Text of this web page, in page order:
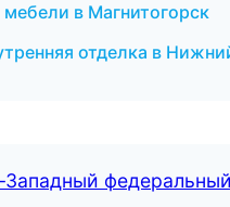
в Магнитогорск
отделка в